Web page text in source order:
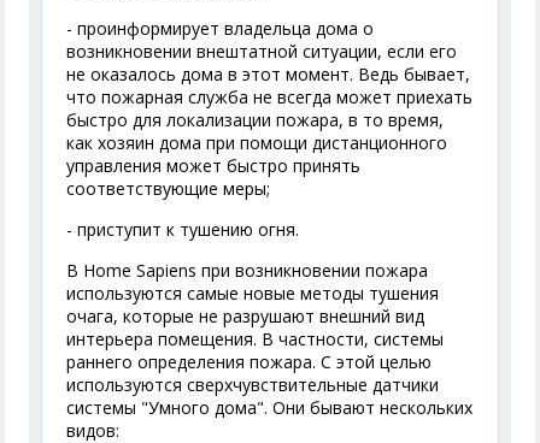
- проинформирует владельца дома о
возникновении внештатной ситуации, если его
не оказалось дома в этот момент. Ведь бывает,
что пожарная служба не всегда может приехать
быстро для локализации пожара, в то время,
как хозяин дома при помощи дистанционного
управления может быстро принять
соответствующие меры;
- приступит к тушению огня.
В Home Sapiens при возникновении пожара
используются самые новые методы тушения
очага, которые не разрушают внешний вид
интерьера помещения. В частности, системы
раннего определения пожара. С этой целью
используются сверхчувствительные датчики
системы "Умного дома". Они бывают нескольких
видов: